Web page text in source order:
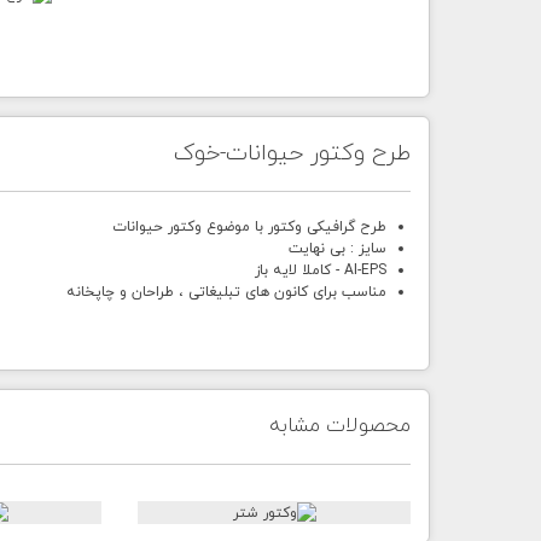
طرح وکتور حيوانات-خوک
طرح گرافیکی وکتور با موضوع وکتور حیوانات
سایز : بی نهایت
AI-EPS - کاملا لایه باز
مناسب برای کانون های تبلیغاتی ، طراحان و چاپخانه
محصولات مشابه